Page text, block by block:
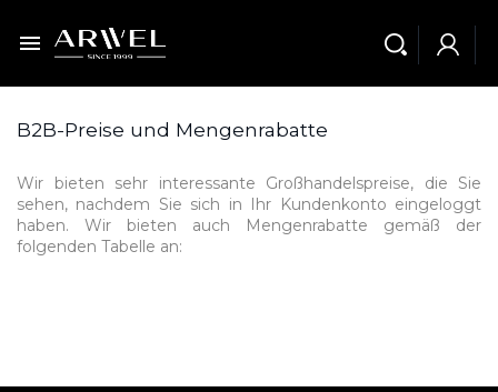

B2B-Preise und Mengenrabatte
Wir bieten sehr interessante Großhandelspreise, die Sie
sehen, nachdem Sie sich in Ihr Kundenkonto eingeloggt
haben. Wir bieten auch Mengenrabatte gemäß der
folgenden Tabelle an: